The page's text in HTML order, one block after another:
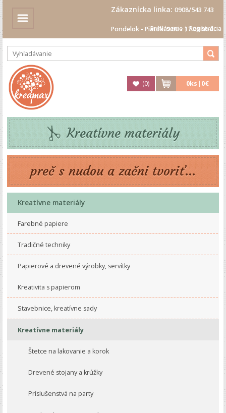
Zákaznícka linka: 0908/543 743
Pondelok - Piatok: 9.00 - 17.00 hod.
Prihlásenie|Registrácia
(0) 0ks| 0€
Kreatívne materiály
preč s nudou a začni tvoriť...
Kreatívne materiály
Farebné papiere
Tradičné techniky
Papierové a drevené výrobky, servítky
Kreativita s papierom
Stavebnice, kreatívne sady
Kreatívne materiály
Štetce na lakovanie a korok
Drevené stojany a krúžky
Príslušenstvá na party